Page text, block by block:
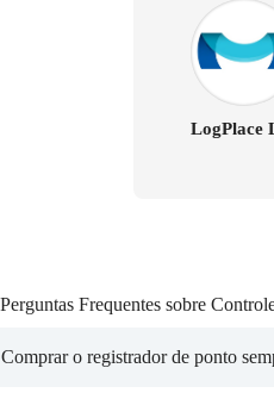
LogPlace
Frequentes sobre
Comprar o registrador de ponto